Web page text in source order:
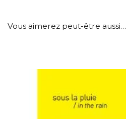
Vous aimerez peut-être aussi…